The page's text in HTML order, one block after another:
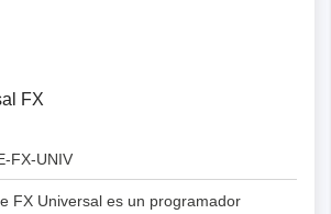
FX
FX-UNIV
FX Universal es un programador